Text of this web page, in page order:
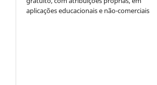
aplicações educacionais e não-comerciais